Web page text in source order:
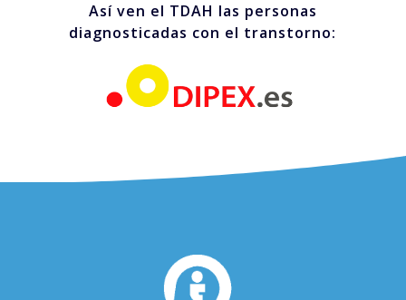
Así ven el TDAH las personas
diagnosticadas con el transtorno: